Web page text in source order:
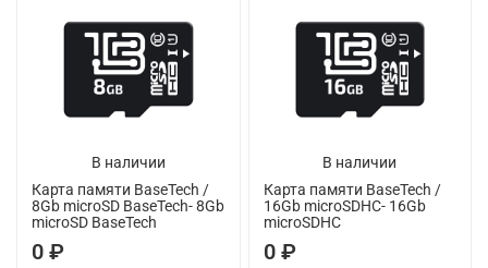
В наличии
Карта памяти BaseTech /
8Gb microSD BaseTech- 8Gb
microSD BaseTech
0 ₽
В наличии
Карта памяти BaseTech /
16Gb microSDHC- 16Gb
microSDHC
0 ₽